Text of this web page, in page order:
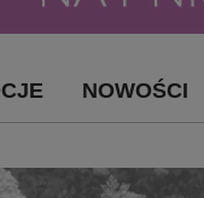
NOWOŚCI